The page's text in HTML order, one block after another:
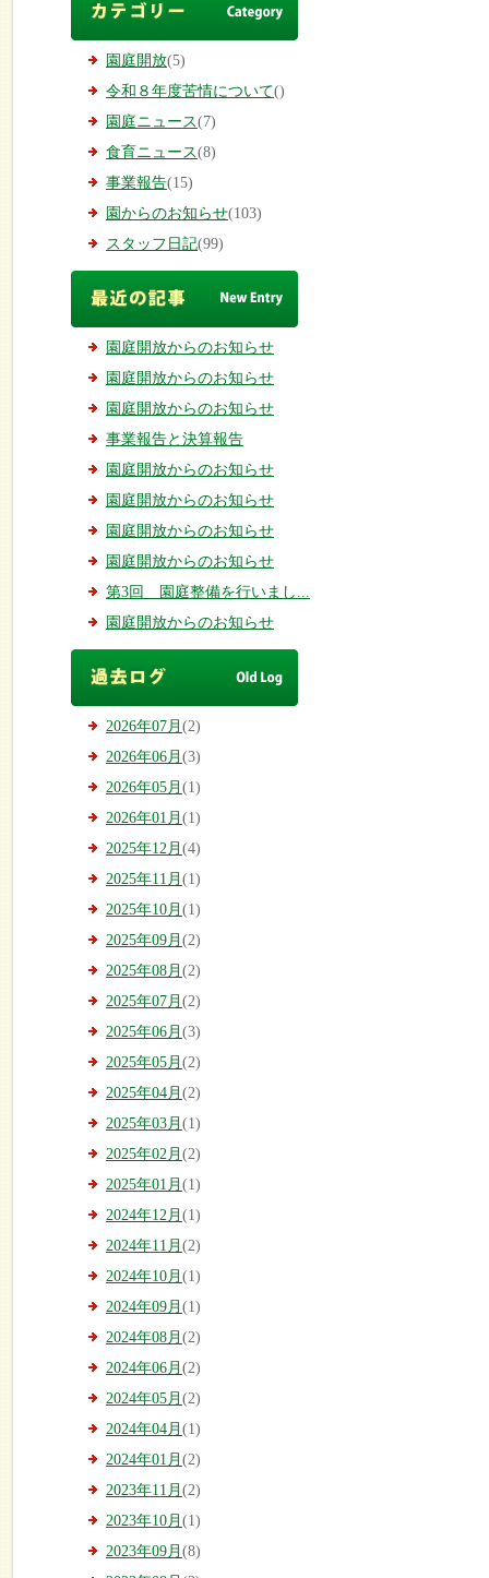
園庭開放(5)
令和８年度苦情について()
園庭ニュース(7)
食育ニュース(8)
事業報告(15)
園からのお知らせ(103)
スタッフ日記(99)
園庭開放からのお知らせ
園庭開放からのお知らせ
園庭開放からのお知らせ
事業報告と決算報告
園庭開放からのお知らせ
園庭開放からのお知らせ
園庭開放からのお知らせ
園庭開放からのお知らせ
第3回 園庭整備を行いまし...
園庭開放からのお知らせ
2026年07月 (2)
2026年06月 (3)
2026年05月 (1)
2026年01月 (1)
2025年12月 (4)
2025年11月 (1)
2025年10月 (1)
2025年09月 (2)
2025年08月 (2)
2025年07月 (2)
2025年06月 (3)
2025年05月 (2)
2025年04月 (2)
2025年03月 (1)
2025年02月 (2)
2025年01月 (1)
2024年12月 (1)
2024年11月 (2)
2024年10月 (1)
2024年09月 (1)
2024年08月 (2)
2024年06月 (2)
2024年05月 (2)
2024年04月 (1)
2024年01月 (2)
2023年11月 (2)
2023年10月 (1)
2023年09月 (8)